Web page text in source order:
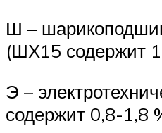
Ш –
(ШХ15 содержит
Э –
содержит 0,8-1,8